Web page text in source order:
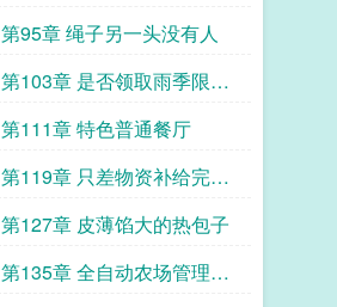
第95章 绳子另一头没有人
第103章 是否领取雨季限时
任务
第111章 特色普通餐厅
第119章 只差物资补给完就
能朝着萤城的方向出发
第127章 皮薄馅大的热包子
第135章 全自动农场管理机